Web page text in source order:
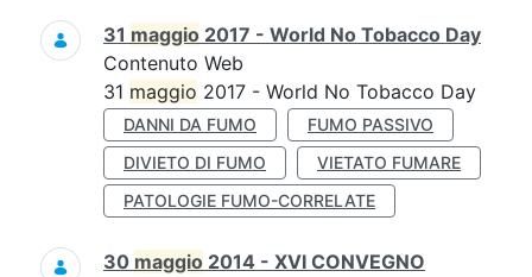
31 maggio 2017 - World No Tobacco Day
Contenuto Web
31 maggio 2017 - World No Tobacco Day
DANNI DA FUMO
FUMO PASSIVO
DIVIETO DI FUMO
VIETATO FUMARE
PATOLOGIE FUMO-CORRELATE
30 maggio 2014 - XVI CONVEGNO